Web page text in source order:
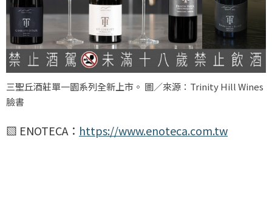
三聖丘酒莊單一園系列全新上市。 圖／來源：Trinity Hill Wines
臉書
▧ ENOTECA： https://www.enoteca.com.tw